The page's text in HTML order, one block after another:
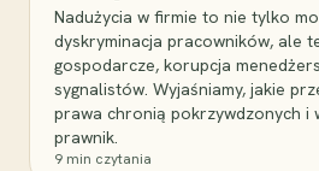
Nadużycia w firmie to nie tylko
dyskryminacja pracowników, ale
gospodarcze, korupcja
sygnalistów. Wyjaśniamy, jakie
prawa chronią pokrzywdzonych i
prawnik.
9 min czytania